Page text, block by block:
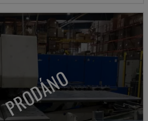
PRODÁNO